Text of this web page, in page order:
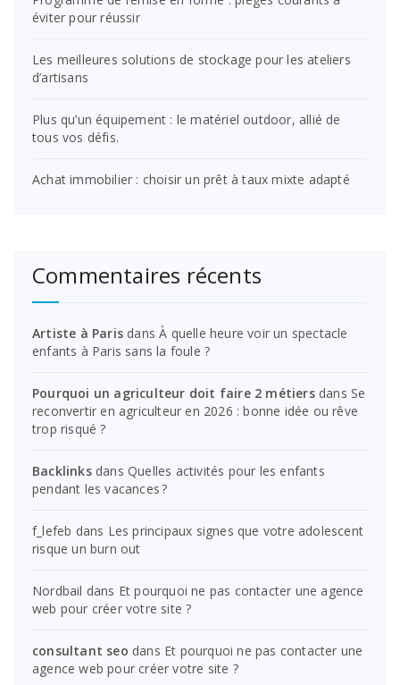
éviter pour réussir
Les meilleures solutions de stockage pour les ateliers
d’artisans
Plus qu’un équipement : le matériel outdoor, allié de
tous vos défis.
Achat immobilier : choisir un prêt à taux mixte adapté
Commentaires récents
Artiste à Paris dansÀ quelle heure voir un spectacle
enfants à Paris sans la foule ?
Pourquoi un agriculteur doit faire 2 métiersdans Se
reconvertir en agriculteur en 2026 : bonne idée ou rêve
trop risqué ?
BacklinksdansQuelles activités pour les enfants
pendant les vacances ?
f_lefeb dans Les principaux signes que votre adolescent
risque un burn out
Nordbail dans Et pourquoi ne pas contacter une agence
web pour créer votre site ?
consultant seo dans Et pourquoi ne pas contacter une
agence web pour créer votre site ?